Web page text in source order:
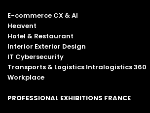
E-commerce CX & AI
Heavent
Hotel & Restaurant
Interior Exterior Design
IT Cybersecurity
Transports & Logistics Intralogistics 360
Workplace
PROFESSIONAL EXHIBITIONS FRANCE